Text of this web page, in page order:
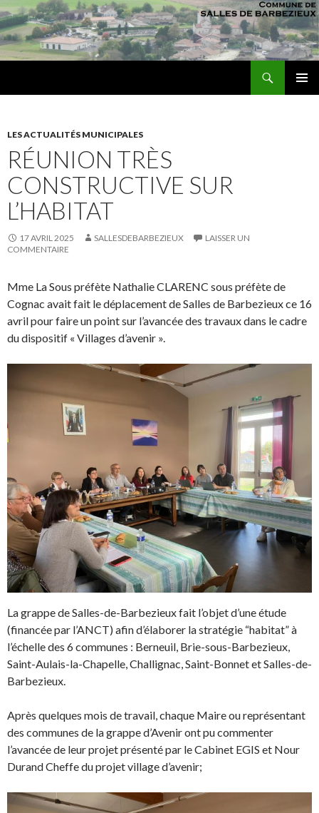
LES ACTUALITÉS MUNICIPALES
RÉUNION TRÈS
CONSTRUCTIVE SUR
L’HABITAT
17 AVRIL 2025 SALLESDEBARBEZIEUX
LAISSER UN
COMMENTAIRE
Mme La Sous préfète Nathalie CLARENC sous préfète de
Cognac avait fait le déplacement de Salles de Barbezieux ce 16
avril pour faire un point sur l’avancée des travaux dans le cadre
du dispositif « Villages d’avenir ».
La grappe de Salles-de-Barbezieux fait l’objet d’une étude
(financée par l’ANCT) afin d’élaborer la stratégie “habitat” à
l’échelle des 6 communes : Berneuil, Brie-sous-Barbezieux,
Saint-Aulais-la-Chapelle, Challignac, Saint-Bonnet et Salles-de-
Barbezieux.
Après quelques mois de travail, chaque Maire ou représentant
des communes de la grappe d’Avenir ont pu commenter
l’avancée de leur projet présenté par le Cabinet EGIS et Nour
Durand Cheffe du projet village d’avenir;